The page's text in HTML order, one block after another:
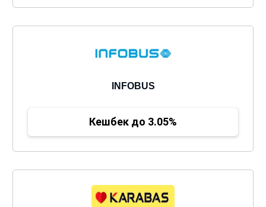
INFOBUS
Кешбек до 3.05%